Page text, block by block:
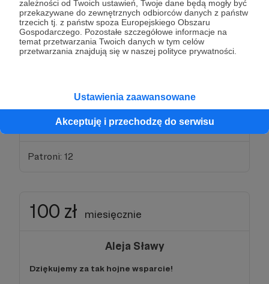
zależności od Twoich ustawień, Twoje dane będą mogły być
przekazywane do zewnętrznych odbiorców danych z państw
trzecich tj. z państw spoza Europejskiego Obszaru
Gospodarczego. Pozostałe szczegółowe informacje na
temat przetwarzania Twoich danych w tym celów
przetwarzania znajdują się w naszej polityce prywatności.
Ustawienia zaawansowane
Akceptuję i przechodzę do serwisu
Obaj uważamy, że należy dbać o środowisko. Każdy z
nas ma wpływ na to jak wygląda świat wokół nas. Za
Twoje wsparcie chcemy wysłać Ciekologiczną
torbę płócienną z baaaaaardzo ciekawym
do sprzątania naszej planety!
- Oczywiście masz też dostęp do bonusów z progów
10, 20 i 40 zł>
Patroni: 12
100 zł miesięcznie
Aleja Sławy
Dziękujemy za tak hojne wsparcie!